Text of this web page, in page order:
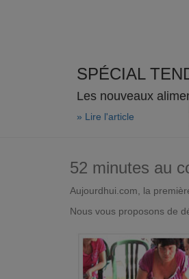
SPÉCIAL
Les nouveaux
» Lire l'article
52 minutes au
Aujourdhui.com, la
Nous vous proposons de